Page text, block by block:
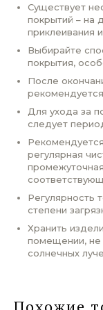
Существует
покрытий – на
приклеивания
Выбирайте
покрытия,
После
Для ухода за
следует
регулярная
Регулярность
степени
Хранить
помещении, не
солнечных